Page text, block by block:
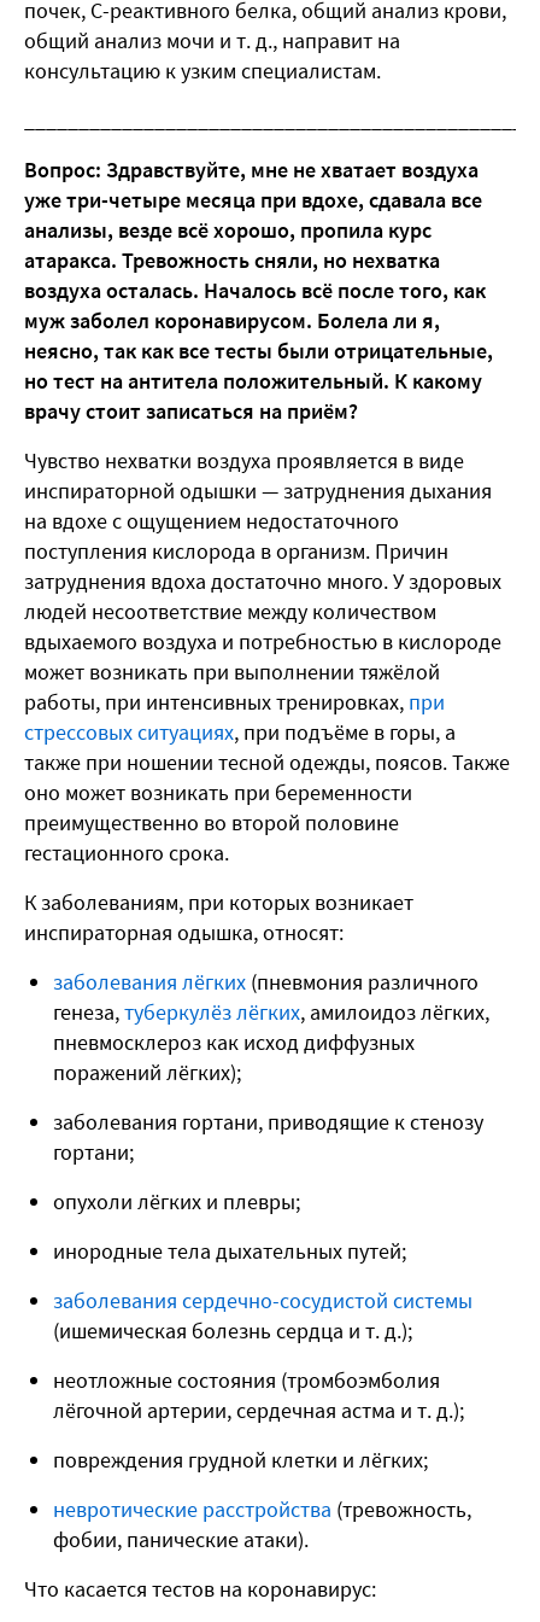
почек, С-реактивного белка, общий анализ крови,
общий анализ мочи и т. д., направит на
консультацию к узким специалистам.
Вопрос: Здравствуйте, мне не хватает воздуха
уже три-четыре месяца при вдохе, сдавала все
анализы, везде всё хорошо, пропила курс
атаракса. Тревожность сняли, но нехватка
воздуха осталась. Началось всё после того, как
муж заболел коронавирусом. Болела ли я,
неясно, так как все тесты были отрицательные,
но тест на антитела положительный. К какому
врачу стоит записаться на приём?
Чувство нехватки воздуха проявляется в виде
инспираторной одышки — затруднения дыхания
на вдохе с ощущением недостаточного
поступления кислорода в организм. Причин
затруднения вдоха достаточно много. У здоровых
людей несоответствие между количеством
вдыхаемого воздуха и потребностью в кислороде
может возникать при выполнении тяжёлой
работы, при интенсивных тренировках, при
стрессовых ситуациях, при подъёме в горы, а
также при ношении тесной одежды, поясов. Также
оно может возникать при беременности
преимущественно во второй половине
гестационного срока.
К заболеваниям, при которых возникает
инспираторная одышка, относят:
заболевания лёгких (пневмония различного
генеза,туберкулёз лёгких, амилоидоз лёгких,
пневмосклероз как исход диффузных
поражений лёгких);
заболевания гортани, приводящие к стенозу
гортани;
опухоли лёгких и плевры;
инородные тела дыхательных путей;
заболевания сердечно-сосудистой системы
(ишемическая болезнь сердца и т. д.);
неотложные состояния (тромбоэмболия
лёгочной артерии, сердечная астма и т. д.);
повреждения грудной клетки и лёгких;
невротические расстройства (тревожность,
фобии, панические атаки).
Что касается тестов на коронавирус: